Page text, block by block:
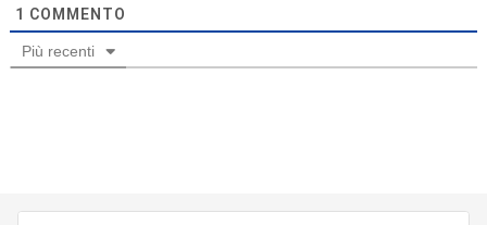
1 COMMENTO
Più recenti